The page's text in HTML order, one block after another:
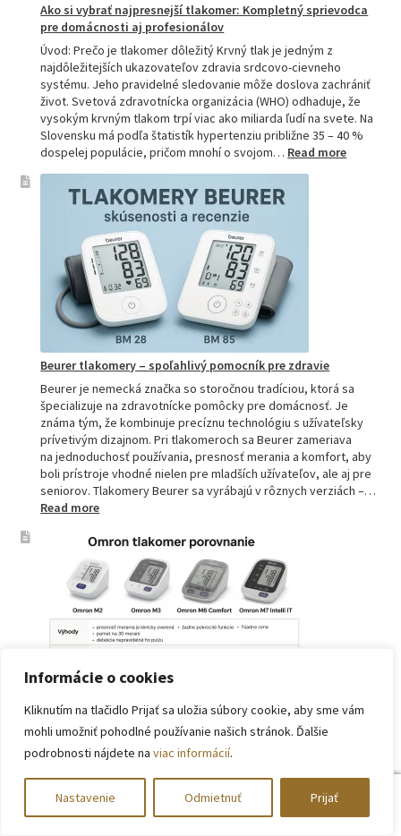
Informácie o cookies
Kliknutím na tlačidlo Prijať sa uložia súbory cookie, aby sme vám
mohli umožniť pohodlné používanie našich stránok. Ďalšie
podrobnosti nájdete na viac informácií.
Nastavenie Odmietnuť Prijať
Ako si vybrať najpresnejší tlakomer: Kompletný sprievodca
pre domácnosti aj profesionálov
Úvod: Prečo je tlakomer dôležitý Krvný tlak je jedným z
najdôležitejších ukazovateľov zdravia srdcovo-cievneho
systému. Jeho pravidelné sledovanie môže doslova zachrániť
život. Svetová zdravotnícka organizácia (WHO) odhaduje, že
vysokým krvným tlakom trpí viac ako miliarda ľudí na svete. Na
Slovensku má podľa štatistík hypertenziu približne 35 – 40 %
dospelej populácie, pričom mnohí o svojom… Read more:
Beurer tlakomery – spoľahlivý pomocník pre zdravie
Beurer je nemecká značka so storočnou tradíciou, ktorá sa
špecializuje na zdravotnícke pomôcky pre domácnosť. Je
známa tým, že kombinuje precíznu technológiu s užívateľsky
prívetivým dizajnom. Pri tlakomeroch sa Beurer zameriava
na jednoduchosť používania, presnosť merania a komfort, aby
boli prístroje vhodné nielen pre mladších užívateľov, ale aj pre
seniorov. Tlakomery Beurer sa vyrábajú v rôznych verziách –…
Read more:
tlakomery
spoľahlivý
pomocník
pre
zdravie
Omron tlakomer porovnanie: M2, M3, M6 a M7
Domáce meranie krvného tlaku už dávno nie je výsadou lekární
či ordinácií. V súčasnosti má doma tlakomer čoraz viac ľudí –
seniori, pacienti s hypertenziou, ale aj tí, ktorí si chcú
preventívne kontrolovať svoje zdravie. Najväčšou výhodou
Hľadať:
Vyhľadávanie